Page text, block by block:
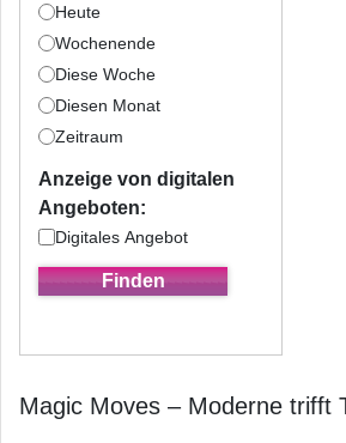
Heute
Wochenende
Diese Woche
Diesen Monat
Zeitraum
Anzeige von digitalen
Angeboten:
Digitales Angebot
Magic Moves – Moderne trifft